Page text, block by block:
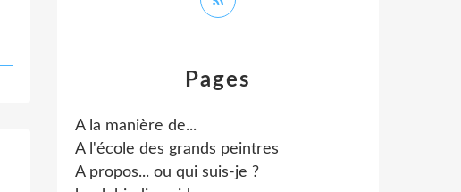
Pages
A la manière de...
A l'école des grands peintres
A propos... ou qui suis-je ?